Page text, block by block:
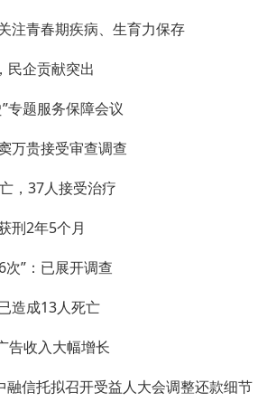
注青春期疾病、生育力保存
民企贡献突出
专题服务保障会议
万贵接受审查调查
，37人接受治疗
刑2年5个月
”：已展开调查
造成13人死亡
告收入大幅增长
信托拟召开受益人大会调整还款细节